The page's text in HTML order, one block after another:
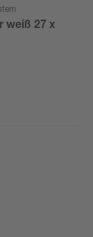
weiß 27 x